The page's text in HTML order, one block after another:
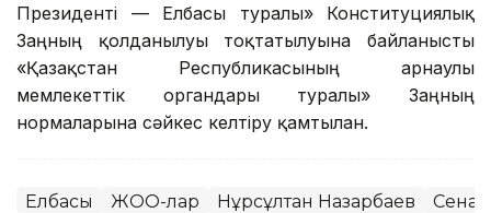
Президенті — Елбасы туралы» Конституциялық
Заңның қолданылуы тоқтатылуына байланысты
«Қазақстан Республикасының арнаулы
мемлекеттік органдары туралы» Заңның
нормаларына сәйкес келтіру қамтылған.
Елбасы ЖОО-лар Нұрсұлтан Назарбаев Сенат